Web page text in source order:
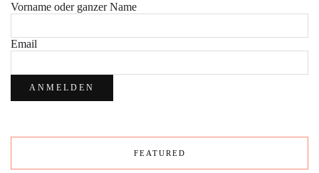
Vorname oder ganzer Name
Email
FEATURED